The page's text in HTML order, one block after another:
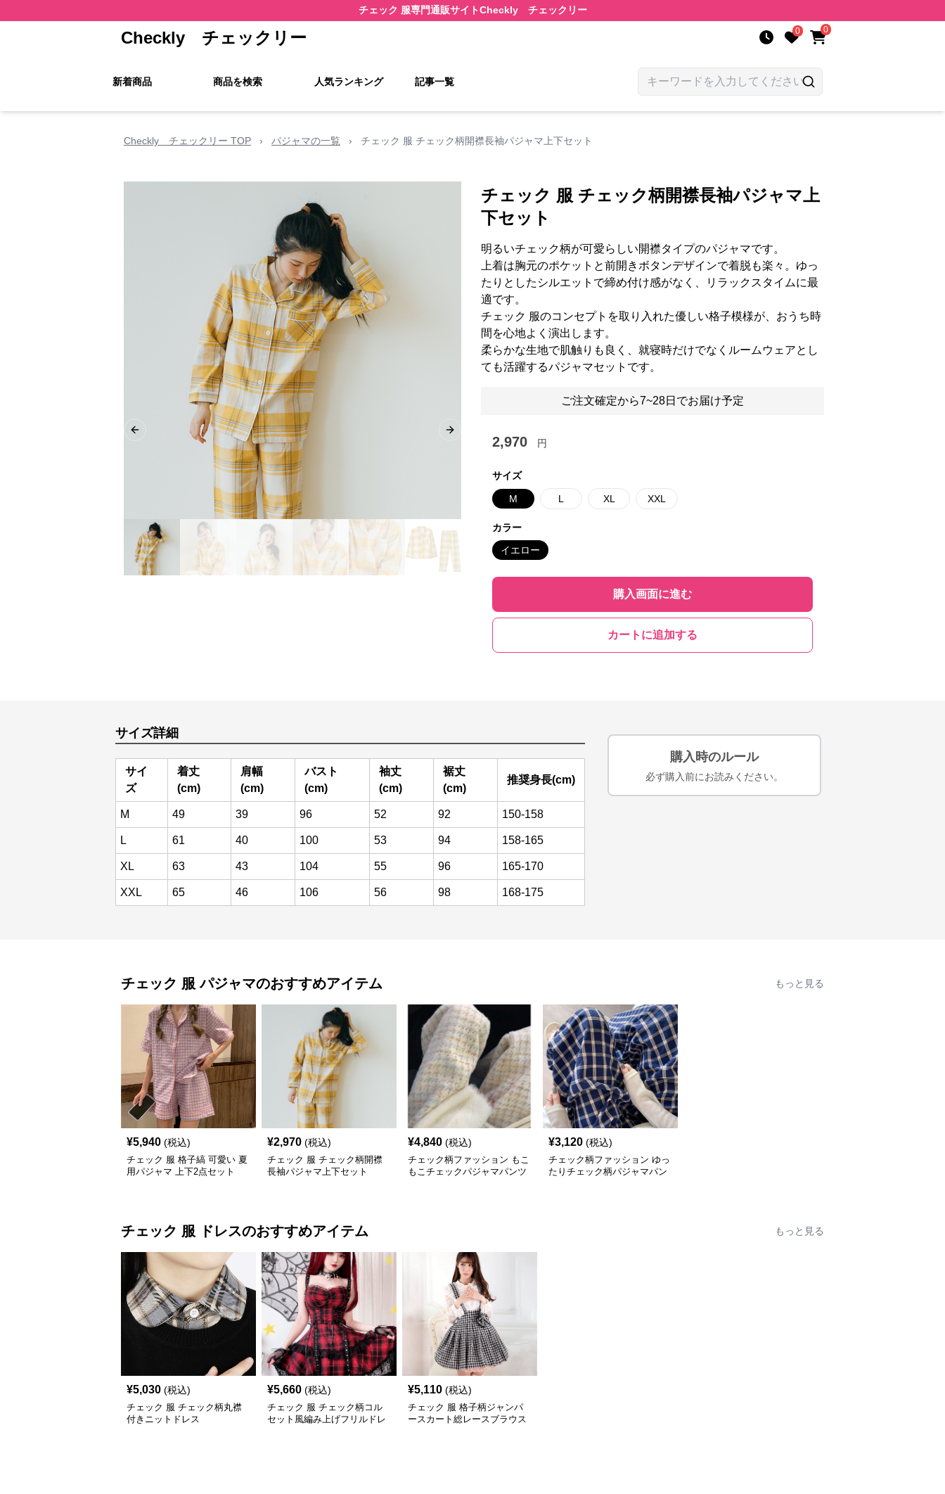
チェック 服専門通販サイトCheckly チェックリー
Checkly チェックリー 0 0
新着商品 商品を検索 人気ランキング 記事一覧
Checkly チェックリー TOP › パジャマの一覧 › チェック 服 チェック柄開襟長袖パジャマ上下セット
Previous slide Next slide
チェック 服 チェック柄開襟長袖パジャマ上
下セット
明るいチェック柄が可愛らしい開襟タイプのパジャマです。
上着は胸元のポケットと前開きボタンデザインで着脱も楽々。ゆっ
たりとしたシルエットで締め付け感がなく、リラックスタイムに最
適です。
チェック 服のコンセプトを取り入れた優しい格子模様が、おうち時
間を心地よく演出します。
柔らかな生地で肌触りも良く、就寝時だけでなくルームウェアとし
ても活躍するパジャマセットです。
ご注文確定から7~28日でお届け予定
2,970 円
サイズ
M L XL XXL
カラー
イエロー
購入画面に進む
カートに追加する
サイズ詳細
サイ
ズ
着丈
(cm)
肩幅
(cm)
バスト
(cm)
袖丈
(cm)
裾丈
(cm)
推奨身長(cm)
M 49 39 96 52 92 150-158
L 61 40 100 53 94 158-165
XL 63 43 104 55 96 165-170
XXL 65 46 106 56 98 168-175
購入時のルール
必ず購入前にお読みください。
チェック 服 パジャマのおすすめアイテム もっと見る
¥5,940 (税込)
チェック 服 格子縞 可愛い 夏
用パジャマ 上下2点セット
¥2,970 (税込)
チェック 服 チェック柄開襟
長袖パジャマ上下セット
¥4,840 (税込)
チェック柄ファッション もこ
もこチェックパジャマパンツ
¥3,120 (税込)
チェック柄ファッション ゆっ
たりチェック柄パジャマパン
チェック 服 ドレスのおすすめアイテム もっと見る
¥5,030 (税込)
チェック 服 チェック柄丸襟
付きニットドレス
¥5,660 (税込)
チェック 服 チェック柄コル
セット風編み上げフリルドレ
¥5,110 (税込)
チェック 服 格子柄ジャンパ
ースカート総レースブラウス